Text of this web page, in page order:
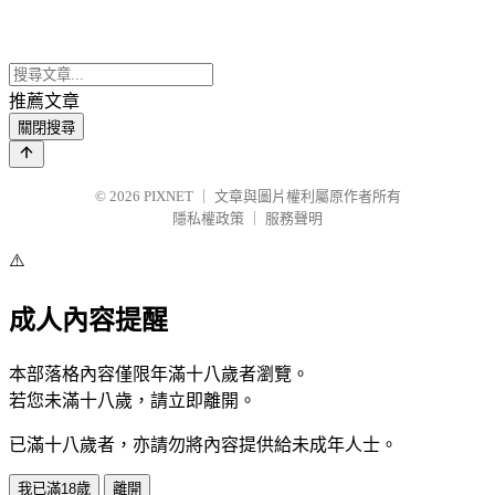
推薦文章
關閉搜尋
© 2026 PIXNET
文章與圖片權利屬原作者所有
隱私權政策
服務聲明
⚠️
成人內容提醒
本部落格內容僅限年滿十八歲者瀏覽。
若您未滿十八歲，請立即離開。
已滿十八歲者，亦請勿將內容提供給未成年人士。
我已滿18歲 離開